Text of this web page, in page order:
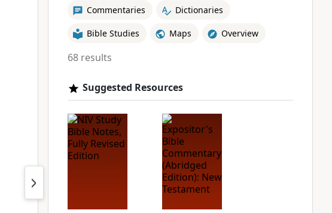
Commentaries Dictionaries
Bible Studies Maps Overview
68 results
Suggested Resources